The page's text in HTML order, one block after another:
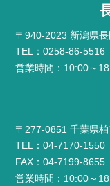
〒940-2023 新潟県
TEL：0258-86-5516
営業時間：10:00～
〒277-0851 千葉県
TEL：04-7170-1550
FAX：04-7199-8655
営業時間：10:00～